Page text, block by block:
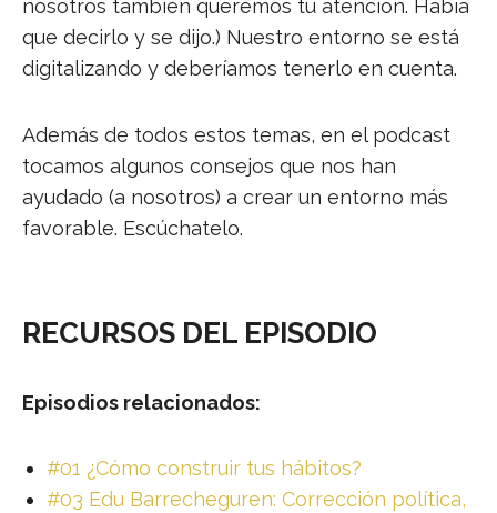
nosotros también queremos tu atención. Había
que decirlo y se dijo.) Nuestro entorno se está
digitalizando y deberíamos tenerlo en cuenta.
Además de todos estos temas, en el podcast
tocamos algunos consejos que nos han
ayudado (a nosotros) a crear un entorno más
favorable. Escúchatelo.
RECURSOS DEL EPISODIO
Episodios relacionados:
#01 ¿Cómo construir tus hábitos?
#03 Edu Barrecheguren: Corrección política,